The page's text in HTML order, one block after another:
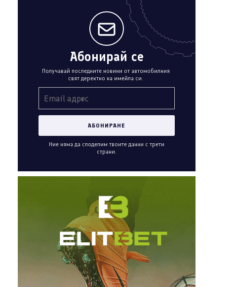
Абонирай се
Получавай последните новини от автомобилния
свят деректно на имейла си.
Ние няма да споделим твоите данни с трети
страни.